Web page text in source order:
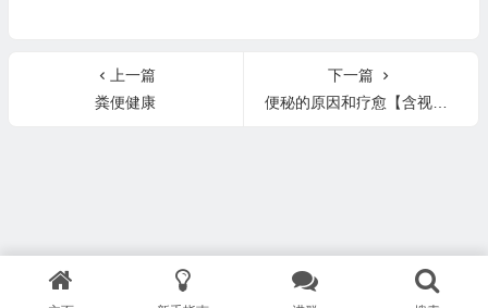
上一篇
粪便健康
下一篇
便秘的原因和疗愈【含视频】